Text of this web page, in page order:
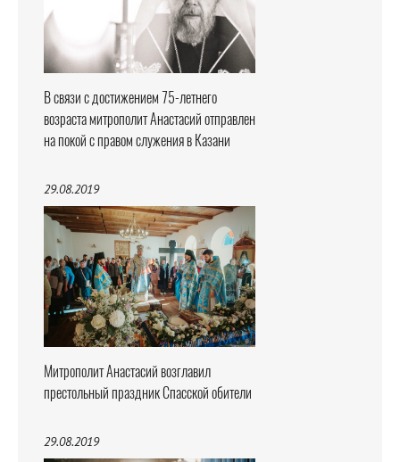
В связи с достижением 75-летнего
возраста митрополит Анастасий отправлен
на покой с правом служения в Казани
29.08.2019
Митрополит Анастасий возглавил
престольный праздник Спасской обители
29.08.2019